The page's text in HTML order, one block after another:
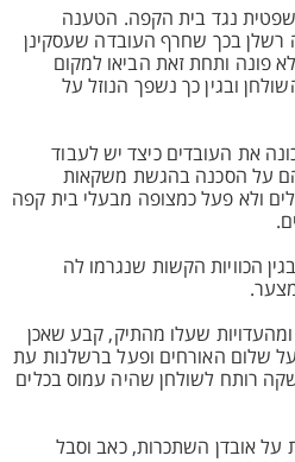
נגד בית הקפה. הטענה
בכך שחרף העובדה שעסקינן
פונה ותחת זאת הביאו למקום
ובגין כך נשפך הנוזל על
את העובדים כיצד יש לעבוד
על הסכנה בהגשת משקאות
ולא פעל כמצופה מבעלי בית קפה
הכוויות הקשות שנגרמו לה
שעלו מהתיק, קבע שאכן
שלום האורחים ופעל ברשלנות עת
רותח לשולחן שהיה עמוס בכלים
אובדן השתכרות, כאב וסבל